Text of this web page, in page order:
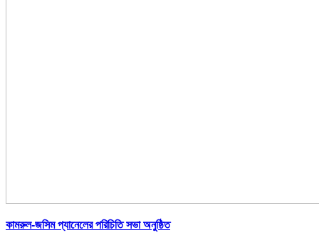
কামরুল-জসিম প্যানেলের পরিচিতি সভা অনুষ্ঠিত